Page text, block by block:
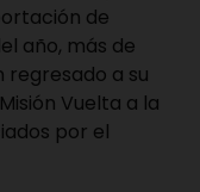
de
año, más de
regresado a su
Vuelta a la
por el